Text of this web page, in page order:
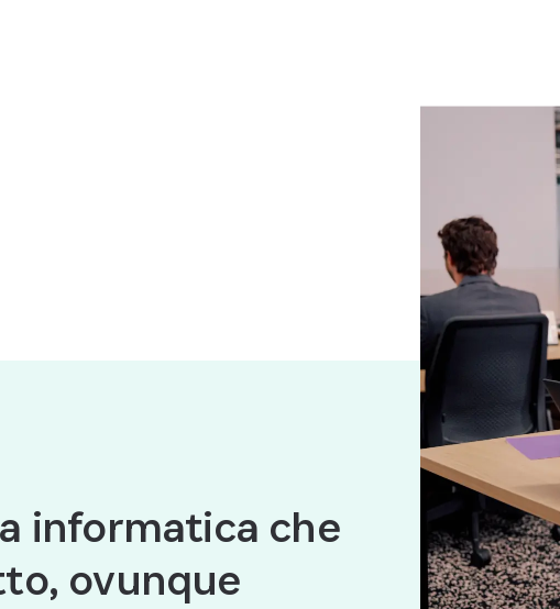
informatica che
ovunque